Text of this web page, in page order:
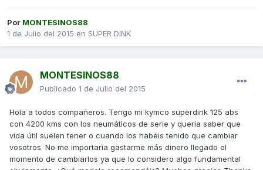
Por MONTESINOS88
1 de Julio del 2015 en SUPER DINK
MONTESINOS88
Publicado 1 de Julio del 2015
Hola a todos compañeros. Tengo mi kymco superdink 125 abs
con 4200 kms con los neumáticos de serie y quería saber que
vida útil suelen tener o cuando los habéis tenido que cambiar
vosotros. No me importaría gastarme más dinero llegado el
momento de cambiarlos ya que lo considero algo fundamental